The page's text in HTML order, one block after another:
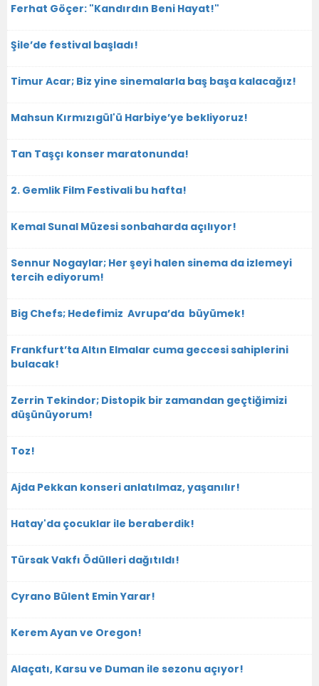
Ferhat Göçer: "Kandırdın Beni Hayat!"
Şile’de festival başladı!
Timur Acar; Biz yine sinemalarla baş başa kalacağız!
Mahsun Kırmızıgül'ü Harbiye’ye bekliyoruz!
Tan Taşçı konser maratonunda!
2. Gemlik Film Festivali bu hafta!
Kemal Sunal Müzesi sonbaharda açılıyor!
Sennur Nogaylar; Her şeyi halen sinema da izlemeyi
tercih ediyorum!
Big Chefs; Hedefimiz Avrupa’da büyümek!
Frankfurt’ta Altın Elmalar cuma geccesi sahiplerini
bulacak!
Zerrin Tekindor; Distopik bir zamandan geçtiğimizi
düşünüyorum!
Toz!
Ajda Pekkan konseri anlatılmaz, yaşanılır!
Hatay'da çocuklar ile beraberdik!
Türsak Vakfı Ödülleri dağıtıldı!
Cyrano Bülent Emin Yarar!
Kerem Ayan ve Oregon!
Alaçatı, Karsu ve Duman ile sezonu açıyor!